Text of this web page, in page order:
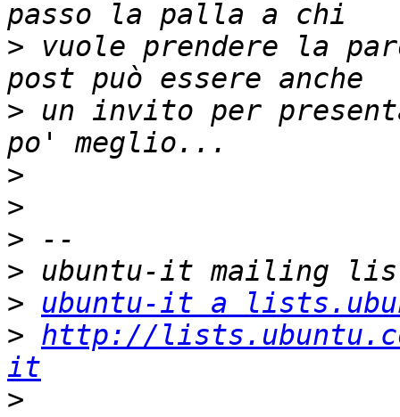
> vuole prendere la
> un invito per
>
>
>
>
>
ubuntu-it a
> http://
it
>